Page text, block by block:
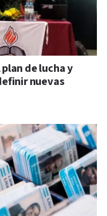
de lucha y
nuevas